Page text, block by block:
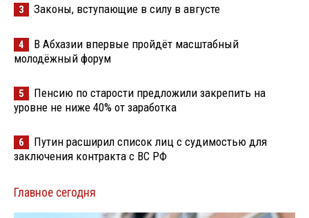
3 Законы, вступающие в силу в августе
4
В Абхазии впервые пройдёт масштабный
молодёжный форум
5
Пенсию по старости предложили закрепить на
уровне не ниже 40% от заработка
6
Путин расширил список лиц с судимостью для
заключения контракта с ВС РФ
Главное сегодня